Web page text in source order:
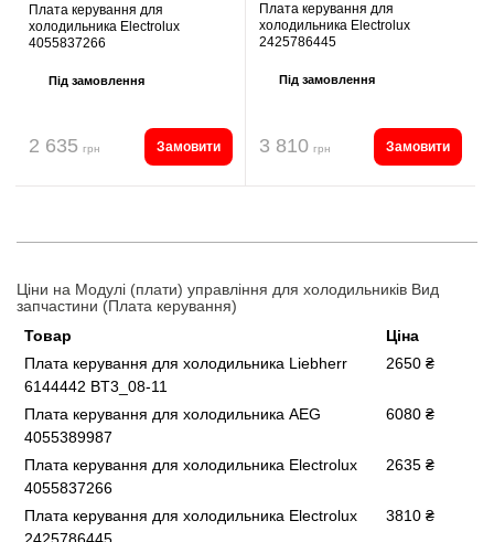
Плата керування для
холодильника Electrolux
4055837266
Під замовлення
2 635 грн Замовити
Плата керування для
холодильника Electrolux
2425786445
Під замовлення
3 810 грн Замовити
Ціни на Модулі (плати) управління для холодильників Вид
запчастини (Плата керування)
Товар
Ціна
Плата керування для холодильника Liebherr
6144442 BT3_08-11
2650 ₴
Плата керування для холодильника AEG
4055389987
6080 ₴
Плата керування для холодильника Electrolux
4055837266
2635 ₴
Плата керування для холодильника Electrolux
3810 ₴